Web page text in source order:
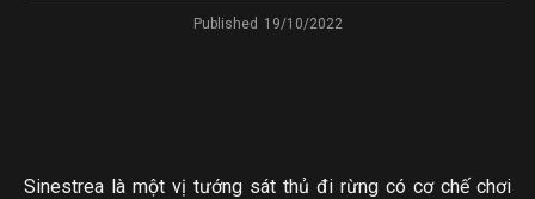
Published 19/10/2022
Sinestrea là một vị tướng sát thủ đi rừng có cơ chế chơi